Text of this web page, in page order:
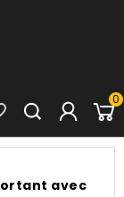
0
avec